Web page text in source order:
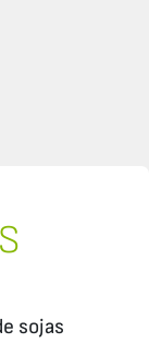
sojas